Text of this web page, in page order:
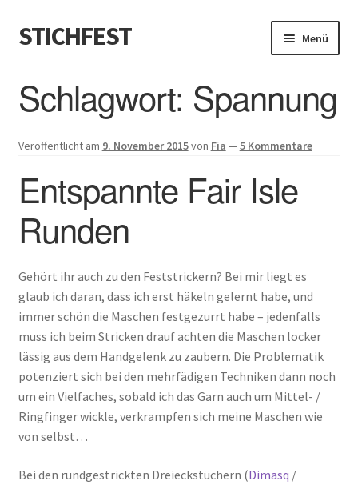
Zur
Navigation
Zum
Inhalt
STICHFEST Menü
About me
Schlagwort: Spannung
Veröffentlicht am 9. November 2015von Fia —5 Kommentare
Entspannte Fair Isle
Runden
Gehört ihr auch zu den Feststrickern? Bei mir liegt es
glaub ich daran, dass ich erst häkeln gelernt habe, und
immer schön die Maschen festgezurrt habe – jedenfalls
muss ich beim Stricken drauf achten die Maschen locker
lässig aus dem Handgelenk zu zaubern. Die Problematik
potenziert sich bei den mehrfädigen Techniken dann noch
um ein Vielfaches, sobald ich das Garn auch um Mittel- /
Ringfinger wickle, verkrampfen sich meine Maschen wie
von selbst…
Bei den rundgestrickten Dreieckstüchern (Dimasq /